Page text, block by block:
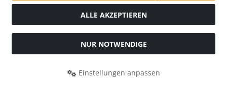
Social Media
ALLE AKZEPTIEREN
NUR NOTWENDIGE
Einstellungen anpassen